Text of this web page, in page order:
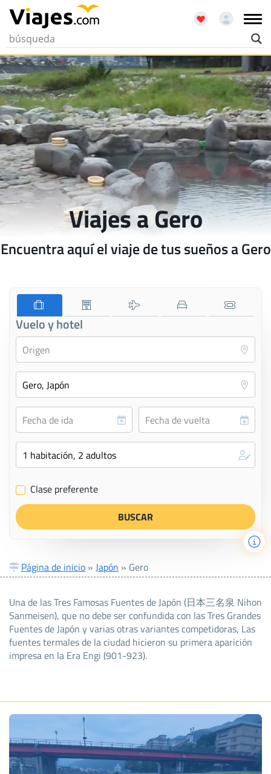
Viajes a Gero
Encuentra aquí el viaje de tus sueños a Gero
Vuelo y hotel
✔ Clase preferente
Página de inicio » Japón » Gero
Una de las Tres Famosas Fuentes de Japón (日本三名泉 Nihon
Sanmeisen), que no debe ser confundida con las Tres Grandes
Fuentes de Japón y varias otras variantes competidoras, Las
fuentes termales de la ciudad hicieron su primera aparición
impresa en la Era Engi (901-923).